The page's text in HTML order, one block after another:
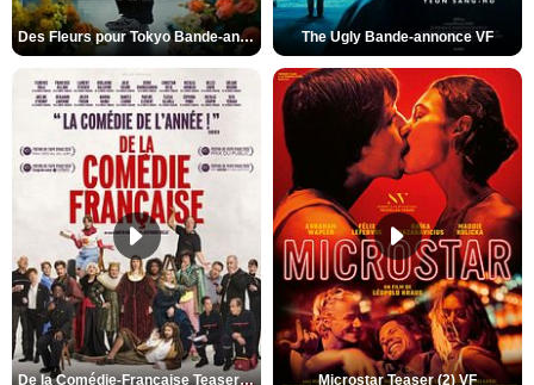
Des Fleurs pour Tokyo Bande-annonce VO STFR The Ugly Bande-annonce VF
De la Comédie-Française Teaser (3) VF Microstar Teaser (2) VF